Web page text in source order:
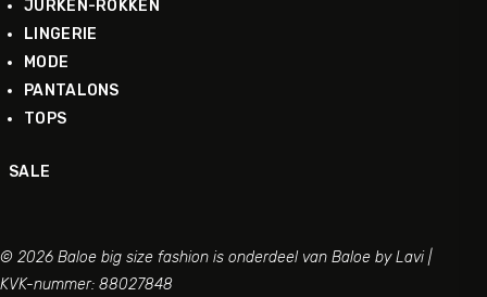
JURKEN-ROKKEN
LINGERIE
MODE
PANTALONS
TOPS
SALE
© 2026 Baloe big size fashion is onderdeel van Baloe by Lavi |
KVK-nummer: 88027848